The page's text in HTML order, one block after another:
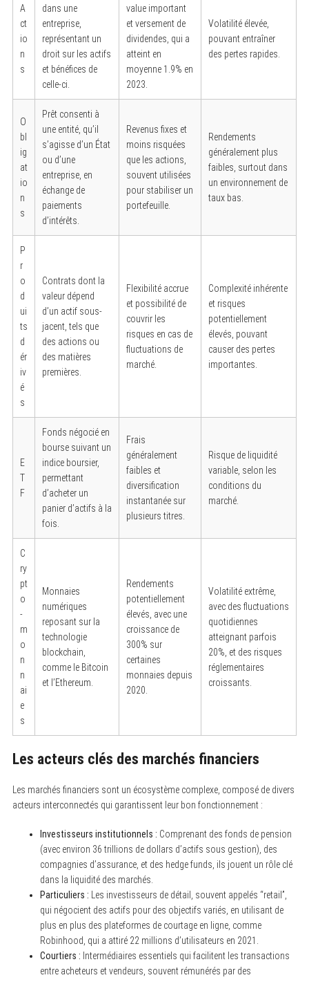
A
ct
io
n
s
dans une
entreprise,
représentant un
droit sur les actifs
et bénéfices de
celle-ci.
value important
et versement de
dividendes, qui a
atteint en
moyenne 1.9% en
2023.
Volatilité élevée,
pouvant entraîner
des pertes rapides.
O
bl
ig
at
io
n
s
Prêt consenti à
une entité, qu’il
s’agisse d’un État
ou d’une
entreprise, en
échange de
paiements
d’intérêts.
Revenus fixes et
moins risquées
que les actions,
souvent utilisées
pour stabiliser un
portefeuille.
Rendements
généralement plus
faibles, surtout dans
un environnement de
taux bas.
P
r
o
d
ui
ts
d
ér
iv
é
s
Contrats dont la
valeur dépend
d’un actif sous-
jacent, tels que
des actions ou
des matières
premières.
Flexibilité accrue
et possibilité de
couvrir les
risques en cas de
fluctuations de
marché.
Complexité inhérente
et risques
potentiellement
élevés, pouvant
causer des pertes
importantes.
E
T
F
Fonds négocié en
bourse suivant un
indice boursier,
permettant
d’acheter un
panier d’actifs à la
fois.
Frais
généralement
faibles et
diversification
instantanée sur
plusieurs titres.
Risque de liquidité
variable, selon les
conditions du
marché.
C
ry
pt
o
-
m
o
n
n
ai
e
s
Monnaies
numériques
reposant sur la
technologie
blockchain,
comme le Bitcoin
et l’Ethereum.
Rendements
potentiellement
élevés, avec une
croissance de
300% sur
certaines
monnaies depuis
2020.
Volatilité extrême,
avec des fluctuations
quotidiennes
atteignant parfois
20%, et des risques
réglementaires
croissants.
Les acteurs clés des marchés financiers
Les marchés financiers sont un écosystème complexe, composé de divers
acteurs interconnectés qui garantissent leur bon fonctionnement :
Investisseurs institutionnels : Comprenant des fonds de pension
(avec environ 36 trillions de dollars d’actifs sous gestion), des
compagnies d’assurance, et des hedge funds, ils jouent un rôle clé
dans la liquidité des marchés.
Particuliers : Les investisseurs de détail, souvent appelés “retail”,
qui négocient des actifs pour des objectifs variés, en utilisant de
plus en plus des plateformes de courtage en ligne, comme
Robinhood, qui a attiré 22 millions d’utilisateurs en 2021.
Courtiers : Intermédiaires essentiels qui facilitent les transactions
entre acheteurs et vendeurs, souvent rémunérés par des
S
e
c
h
o
r
: